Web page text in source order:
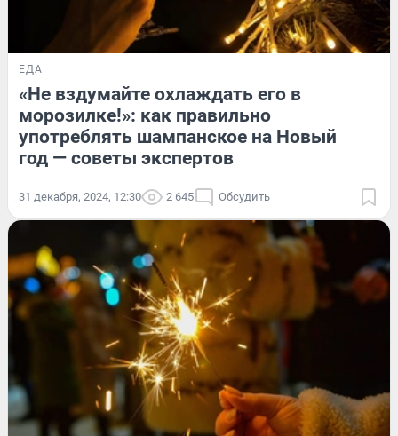
ЕДА
«Не вздумайте охлаждать его в
морозилке!»: как правильно
употреблять шампанское на Новый
год — советы экспертов
31 декабря, 2024, 12:30 2 645 Обсудить